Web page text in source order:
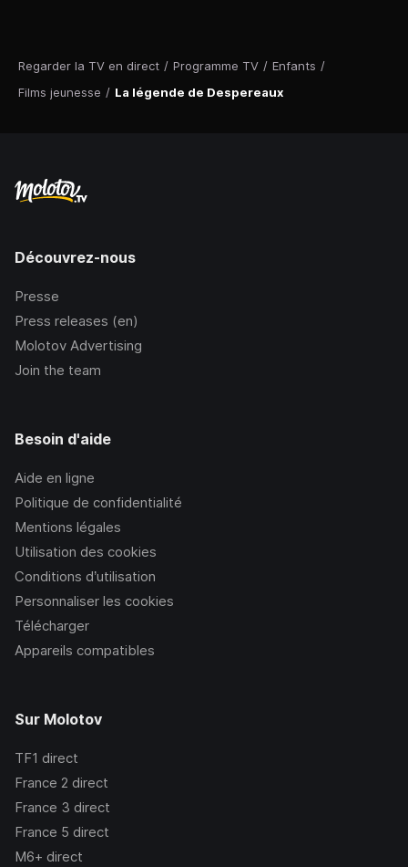
Regarder la TV en direct / Programme TV / Enfants /
Films jeunesse / La légende de Despereaux
Découvrez-nous
Presse
Press releases (en)
Molotov Advertising
Join the team
Besoin d'aide
Aide en ligne
Politique de confidentialité
Mentions légales
Utilisation des cookies
Conditions d’utilisation
Personnaliser les cookies
Télécharger
Appareils compatibles
Sur Molotov
TF1 direct
France 2 direct
France 3 direct
France 5 direct
M6+ direct